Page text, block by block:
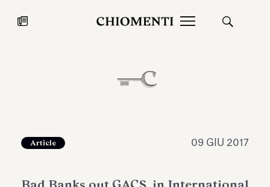
27 LUG 2026
Article 09 GIU 2017